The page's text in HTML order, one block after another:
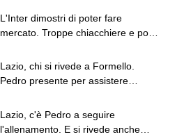
L'Inter dimostri di poter fare
mercato. Troppe chiacchiere e pochi
superiore a tutte le altre a
prescindere. Juve, il portiere può
Lazio, chi si rivede a Formello.
Pedro presente per assistere
Lazio, c'è Pedro a seguire
l'allenamento. E si rivede anche